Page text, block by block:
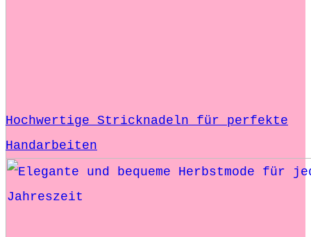
Hochwertige Stricknadeln für perfekte
Handarbeiten